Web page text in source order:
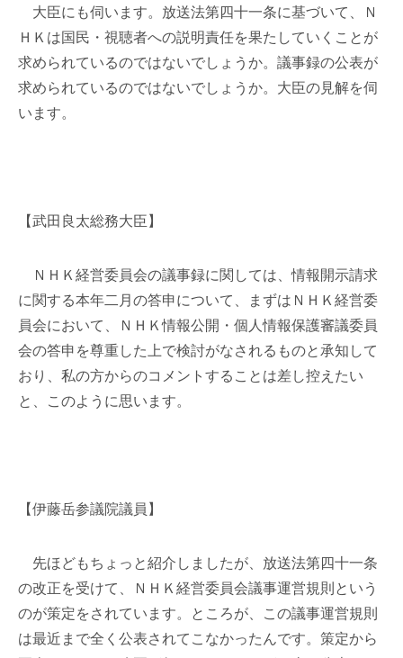
大臣にも伺います。放送法第四十一条に基づいて、Ｎ
ＨＫは国民・視聴者への説明責任を果たしていくことが
求められているのではないでしょうか。議事録の公表が
求められているのではないでしょうか。大臣の見解を伺
います。
【武田良太総務大臣】
ＮＨＫ経営委員会の議事録に関しては、情報開示請求
に関する本年二月の答申について、まずはＮＨＫ経営委
員会において、ＮＨＫ情報公開・個人情報保護審議委員
会の答申を尊重した上で検討がなされるものと承知して
おり、私の方からのコメントすることは差し控えたい
と、このように思います。
【伊藤岳参議院議員】
先ほどもちょっと紹介しましたが、放送法第四十一条
の改正を受けて、ＮＨＫ経営委員会議事運営規則という
のが策定をされています。ところが、この議事運営規則
は最近まで全く公表されてこなかったんです。策定から